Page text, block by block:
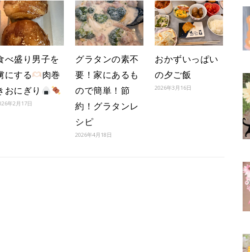
べ盛り男子を
にする
肉巻
おにぎり
年2月17日
グラタンの素不
要！家にあるも
ので簡単！節
約！グラタンレ
シピ
2026年4月18日
おかずいっぱい
の夕ご飯
2026年3月16日